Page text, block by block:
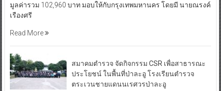
มูลค่ารวม 102,960 บาท มอบให้กับกรุงเทพมหานคร โดยมี นายณรงค์
เรืองศรี
Read More
สมาคมตำรวจ จัดกิจกรรม CSR เพื่อสาธารณะ
ประโยชน์ ในพื้นที่ป่าละอู โรงเรียนตำรวจ
ตระเวนชายแดนนเรศวรป่าละอู